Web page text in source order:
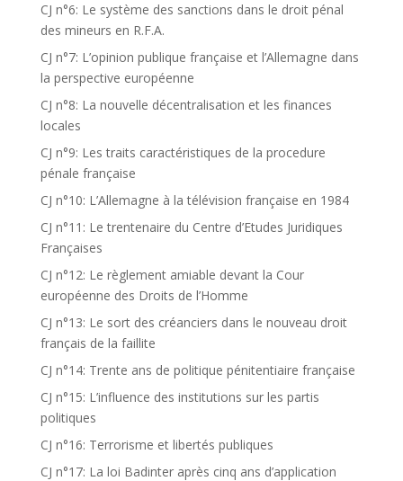
CJ n°6: Le système des sanctions dans le droit pénal
des mineurs en R.F.A.
CJ n°7: L’opinion publique française et l’Allemagne dans
la perspective européenne
CJ n°8: La nouvelle décentralisation et les finances
locales
CJ n°9: Les traits caractéristiques de la procedure
pénale française
CJ n°10: L’Allemagne à la télévision française en 1984
CJ n°11: Le trentenaire du Centre d’Etudes Juridiques
Françaises
CJ n°12: Le règlement amiable devant la Cour
européenne des Droits de l’Homme
CJ n°13: Le sort des créanciers dans le nouveau droit
français de la faillite
CJ n°14: Trente ans de politique pénitentiaire française
CJ n°15: L’influence des institutions sur les partis
politiques
CJ n°16: Terrorisme et libertés publiques
CJ n°17: La loi Badinter après cinq ans d’application